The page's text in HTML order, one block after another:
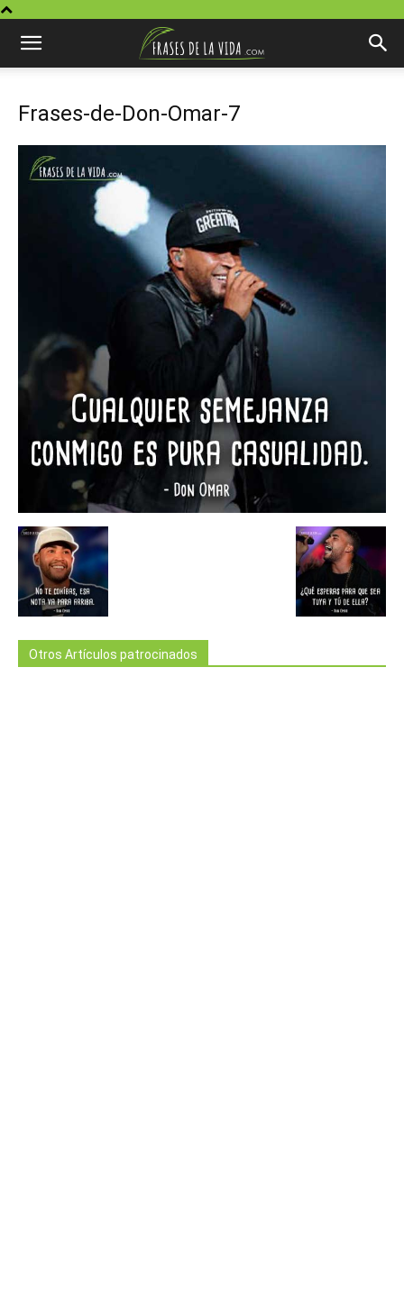
Frases-de-Don-Omar-7
Otros Artículos patrocinados